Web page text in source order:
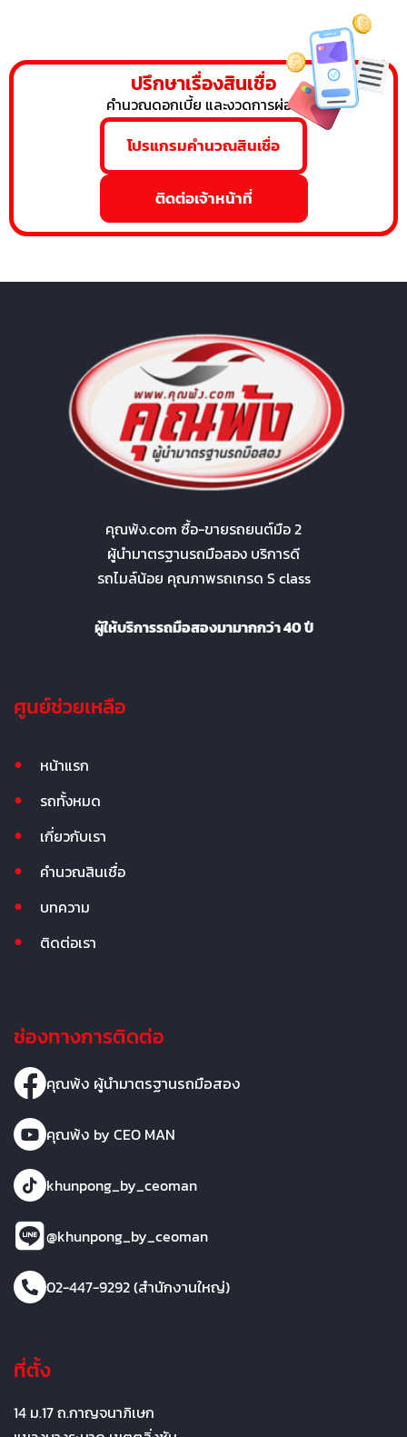
ปรึกษาเรื่องสินเชื่อ
คำนวณดอกเบี้ย และงวดการผ่อน
โปรแกรมคำนวณสินเชื่อ
ติดต่อเจ้าหน้าที่
คุณพ้ง.com ซื้อ-ขายรถยนต์มือ 2
ผู้นำมาตรฐานรถมือสอง บริการดี
รถไมล์น้อย คุณภาพรถเกรด S class
ผู้ให้บริการรถมือสองมามากกว่า 40 ปี
ศูนย์ช่วยเหลือ
หน้าแรก
รถทั้งหมด
เกี่ยวกับเรา
คำนวณสินเชื่อ
บทความ
ติดต่อเรา
ช่องทางการติดต่อ
คุณพ้ง ผู้นำมาตรฐานรถมือสอง
คุณพ้ง by CEO MAN
khunpong_by_ceoman
@khunpong_by_ceoman
02-447-9292 (สำนักงานใหญ่)
ที่ตั้ง
14 ม.17 ถ.กาญจนาภิเษก